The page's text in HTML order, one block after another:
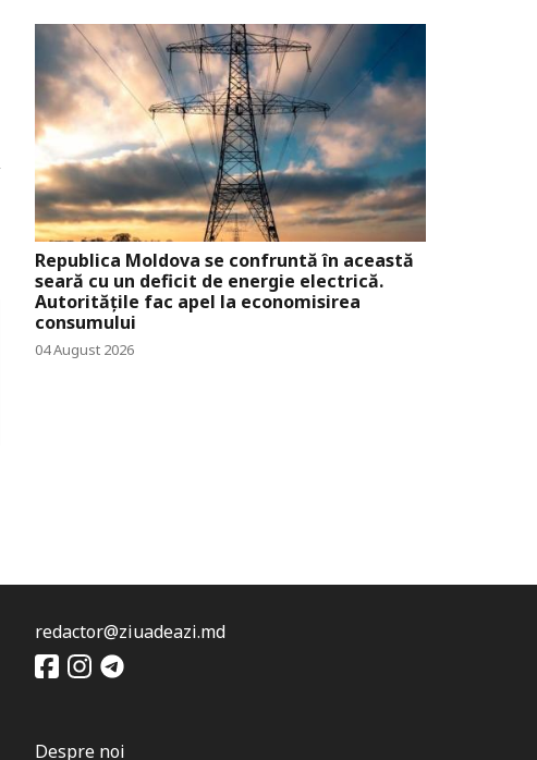
Republica Moldova se confruntă în această
seară cu un deficit de energie electrică.
Autoritățile fac apel la economisirea
consumului
04 August 2026
redactor@ziuadeazi.md
Despre noi